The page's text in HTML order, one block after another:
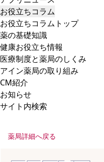
お役立ちコラム
お役立ちコラムトップ
薬の基礎知識
健康お役立ち情報
医療制度と薬局のしくみ
アイン薬局の取り組み
CM紹介
お知らせ
サイト内検索
薬局詳細へ戻る